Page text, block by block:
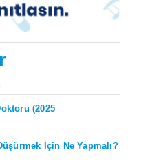
(2025
İçin Ne Yapmalı?